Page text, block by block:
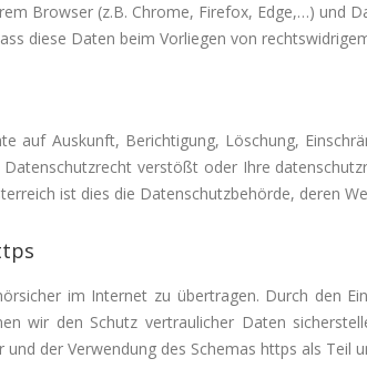
Browser (z.B. Chrome, Firefox, Edge,…) und
diese Daten beim Vorliegen von
auf Auskunft, Berichtigung, Löschung,
verstößt oder Ihre
ist dies die Datenschutzbehörde, deren
im Internet zu übertragen. Durch den
wir den Schutz vertraulicher Daten
der Verwendung des Schemas https als Teil